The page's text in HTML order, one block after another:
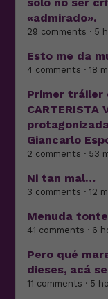
«admirado».
29 comments · 5
Esto me da
4 comments · 18
Primer tráiler
CARTERISTA
Giancarlo
2 comments · 53
Ni tan mal…
3 comments · 12
Menuda
41 comments · 6
Pero qué
dieses, acá
11 comments · 5